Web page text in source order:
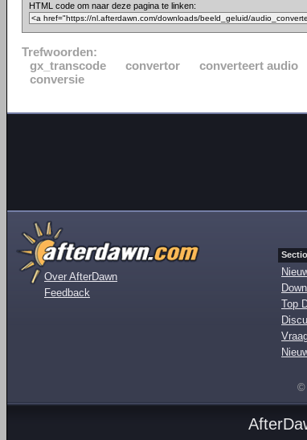
HTML code om naar deze pagina te linken:
Trefwoorden:
gx_transcode
convertor converteert audio
conversie
Over AfterDawn
Feedback
Top
©